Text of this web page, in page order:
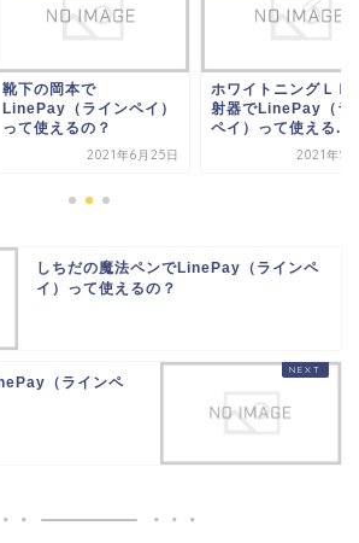
ホワイトニングＬＥＤ照
射器でLinePay（ライン
ペイ）って使える...
2021年5月30日
金券買取ＥＸで
LinePay（ラインペ
って使えるの？
2020年8
しちだの魔法ペンでLinePay（ラインペ
イ）って使えるの？
（ラインペ